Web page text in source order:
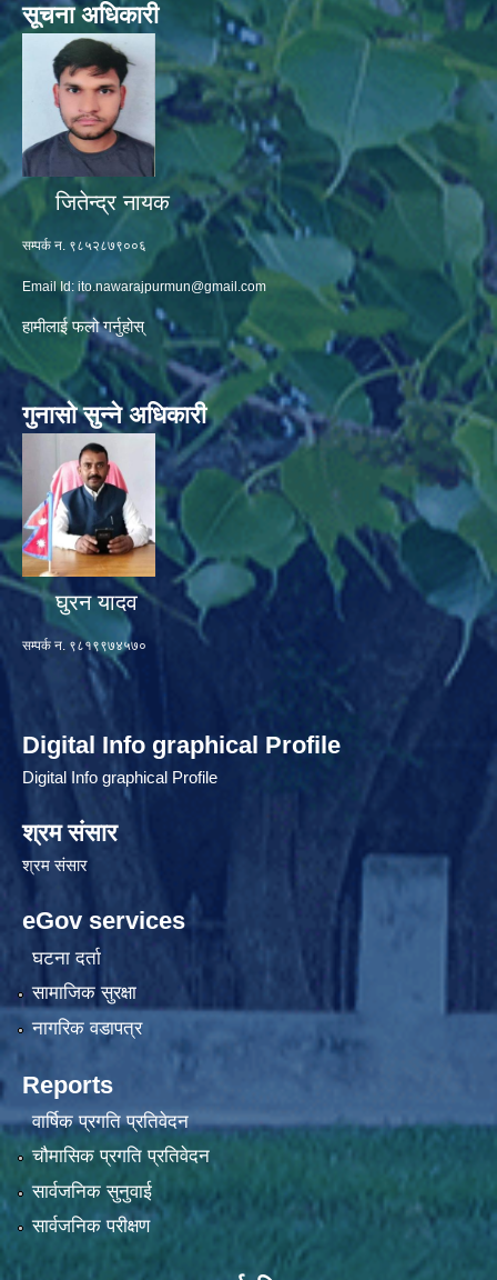
सूचना अधिकारी
जितेन्द्र नायक
सम्पर्क न. ९८५२८७९००६
Email Id: ito.nawarajpurmun@gmail.com
हामीलाई फलो गर्नुहोस्
गुनासो सुन्ने अधिकारी
घुरन यादव
सम्पर्क न. ९८१९९७४५७०
Digital Info graphical Profile
Digital Info graphical Profile
श्रम संसार
श्रम संसार
eGov services
घटना दर्ता
सामाजिक सुरक्षा
नागरिक वडापत्र
Reports
वार्षिक प्रगति प्रतिवेदन
चौमासिक प्रगति प्रतिवेदन
सार्वजनिक सुनुवाई
सार्वजनिक परीक्षण